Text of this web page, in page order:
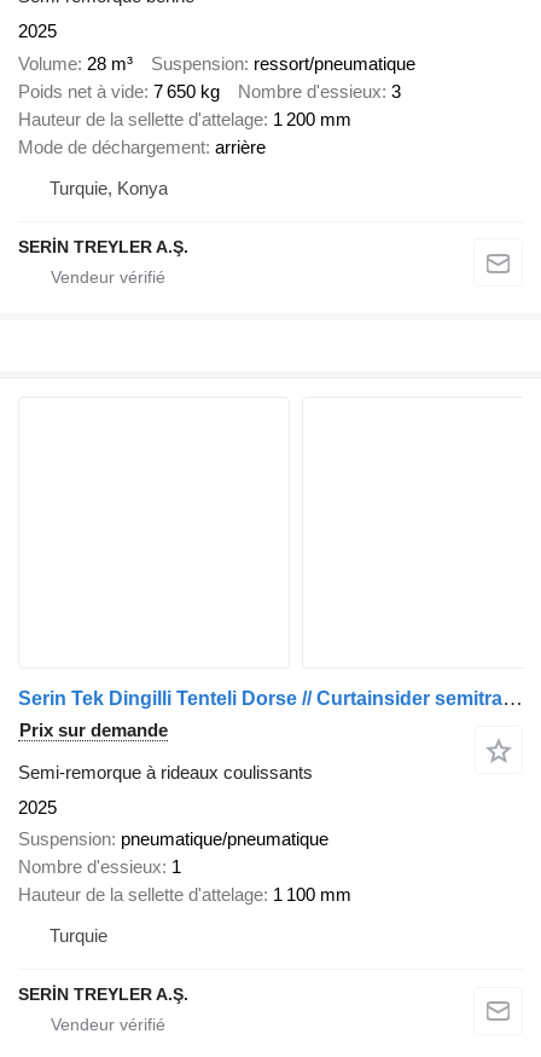
2025
Volume 28 m³ Suspension ressort/pneumatique
Poids net à vide 7 650 kg Nombre d'essieux 3
Hauteur de la sellette d'attelage 1 200 mm
Mode de déchargement arrière
Turquie, Konya
SERİN TREYLER A.Ş.
Serin Tek Dingilli Tenteli Dorse // Curtainsider semitrailer with one
Prix sur demande
Semi-remorque à rideaux coulissants
2025
Suspension pneumatique/pneumatique
Nombre d'essieux 1
Hauteur de la sellette d'attelage 1 100 mm
Turquie
SERİN TREYLER A.Ş.